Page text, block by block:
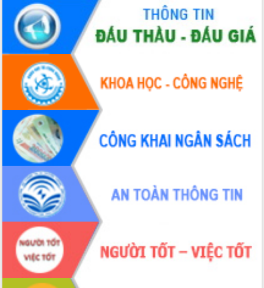
Tháo gỡ những vướng mắc, đẩy mạnh
công tác cải cách thủ tục hành chính
tại Trung tâm Phục vụ hành chính
công tỉnh
Đắk Lắk: Tôn vinh 46 giải pháp tại Hội
thi Sáng tạo Kỹ thuật 2024 - 2025
Đắk Lắk rà soát, điều chỉnh Đề án 190
về phát triển nuôi trồng thủy sản
Phó Chủ tịch UBND tỉnh Đắk Lắk
Trương Công Thái kiểm tra thực địa
Dự án cao tốc Khánh Hòa - Buôn Ma
Thuột
Định vị cà phê Việt Nam như một “di
sản sống” trong dòng chảy toàn cầu
Xây dựng nông thôn mới: Nâng cao đời
sống người dân từ những mô hình thiết
thực
Quyết liệt tháo gỡ vướng mắc, đẩy
nhanh tiến độ các dự án trọng điểm
trong Khu kinh tế Nam Phú Yên
Hòn Yến phát triển du lịch gắn với bảo
tồn biển